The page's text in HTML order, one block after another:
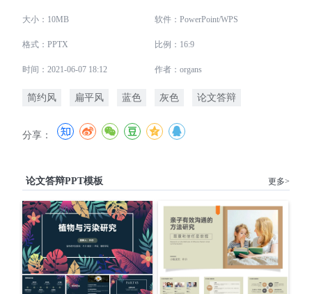
大小：10MB 软件：PowerPoint/WPS
格式：PPTX 比例：16:9
时间：2021-06-07 18:12 作者：organs
简约风 扁平风 蓝色 灰色 论文答辩
分享：
论文答辩PPT模板 更多>